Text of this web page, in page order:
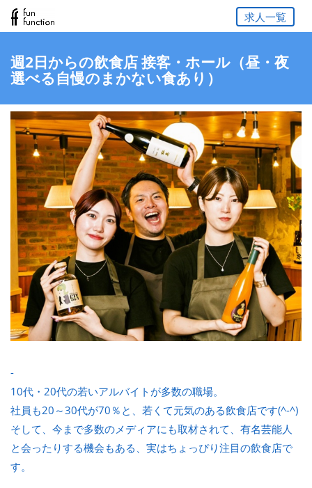
求人一覧
週2日からの飲食店 接客・ホール（昼・夜
選べる自慢のまかない食あり）
-
10代・20代の若いアルバイトが多数の職場。
社員も20～30代が70％と、若くて元気のある飲食店です(^-^)
そして、今まで多数のメディアにも取材されて、有名芸能人
と会ったりする機会もある、実はちょっぴり注目の飲食店で
す。